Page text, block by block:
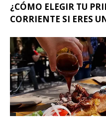
¿CÓMO ELEGIR TU
CORRIENTE SI ERES